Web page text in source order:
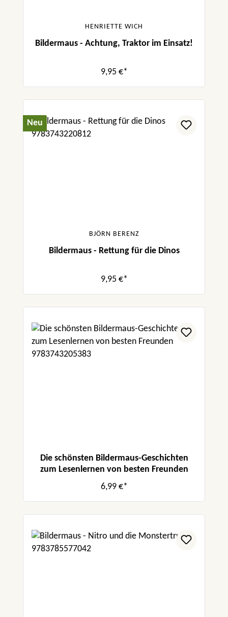
HENRIETTE WICH
Bildermaus - Achtung, Traktor im Einsatz!
9,95 €*
Neu
BJÖRN BERENZ
Bildermaus - Rettung für die Dinos
9,95 €*
Die schönsten Bildermaus-Geschichten
zum Lesenlernen von besten Freunden
6,99 €*